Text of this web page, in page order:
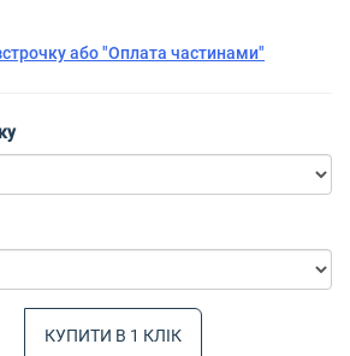
або "Оплата частинами"
КУПИТИ В 1 КЛІК